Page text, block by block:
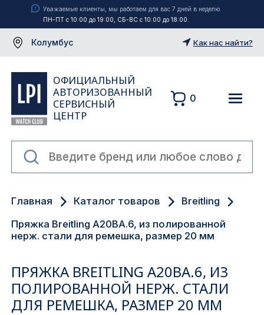
Уважаемые клиенты, мы работаем для вас 7 дней в неделю.
ПН-ПТ с 10:00 до 19:00, СБ-ВС с 10:00 до 18:00.
Колумбус
Екатеринбург
Санкт-Петербург
Ижевск
Как нас найти?
ОФИЦИАЛЬНЫЙ
АВТОРИЗОВАННЫЙ
СЕРВИСНЫЙ
ЦЕНТР
0
Главная Каталог товаров
Breitling
Пряжка Breitling A20BA.6, из полированной
нерж. стали для ремешка, размер 20 мм
ПРЯЖКА BREITLING A20BA.6, ИЗ
ПОЛИРОВАННОЙ НЕРЖ. СТАЛИ
ДЛЯ РЕМЕШКА, РАЗМЕР 20 ММ